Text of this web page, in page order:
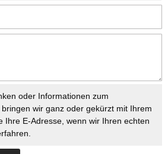
oder Informationen zum
wir ganz oder gekürzt mit Ihrem
Ihre E-Adresse, wenn wir Ihren echten